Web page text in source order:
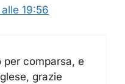
19:56
comparsa, e
grazie